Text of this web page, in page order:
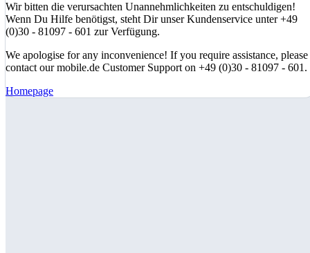
Wir bitten die verursachten Unannehmlichkeiten zu entschuldigen!
Wenn Du Hilfe benötigst, steht Dir unser Kundenservice unter +49
(0)30 - 81097 - 601 zur Verfügung.
We apologise for any inconvenience! If you require assistance, please
contact our mobile.de Customer Support on +49 (0)30 - 81097 - 601.
Homepage